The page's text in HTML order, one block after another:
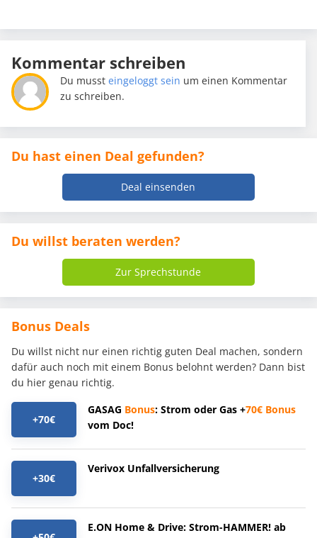
Kommentar schreiben
Du mussteingeloggt sein um einen Kommentar
zu schreiben.
Du hast einen Deal gefunden?
Deal einsenden
Du willst beraten werden?
Zur Sprechstunde
Bonus Deals
Du willst nicht nur einen richtig guten Deal machen, sondern
dafür auch noch mit einem Bonus belohnt werden? Dann bist
du hier genau richtig.
+70€
GASAG Bonus: Strom oder Gas +70€ Bonus
vom Doc!
+30€
Verivox Unfallversicherung
E.ON Home & Drive: Strom-HAMMER! ab